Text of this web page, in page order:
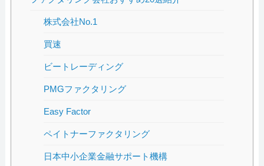
株式会社No.1
買速
ビートレーディング
PMGファクタリング
Easy Factor
ペイトナーファクタリング
日本中小企業金融サポート機構